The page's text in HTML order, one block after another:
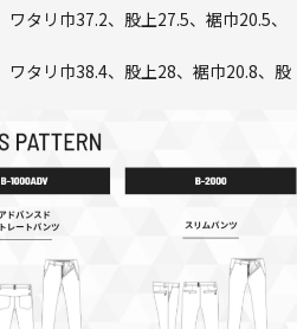
タリ巾37.2、股上27.5、裾巾20.5、
タリ巾38.4、股上28、裾巾20.8、股